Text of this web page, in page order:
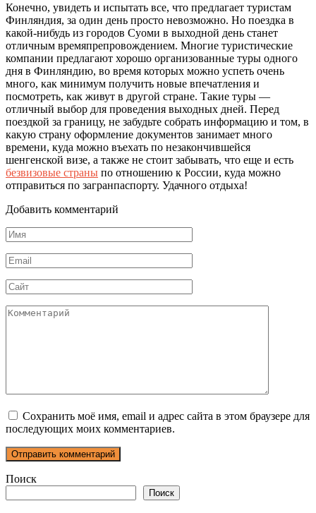
Конечно, увидеть и испытать все, что предлагает туристам
Финляндия, за один день просто невозможно. Но поездка в
какой-нибудь из городов Суоми в выходной день станет
отличным времяпрепровождением. Многие туристические
компании предлагают хорошо организованные туры одного
дня в Финляндию, во время которых можно успеть очень
много, как минимум получить новые впечатления и
посмотреть, как живут в другой стране. Такие туры —
отличный выбор для проведения выходных дней. Перед
поездкой за границу, не забудьте собрать информацию и том, в
какую страну оформление документов занимает много
времени, куда можно въехать по незакончившейся
шенгенской визе, а также не стоит забывать, что еще и есть
безвизовые страны по отношению к России, куда можно
отправиться по загранпаспорту. Удачного отдыха!
Добавить комментарий
Имя
*
Email
*
Сайт
Комментарий
Сохранить моё имя, email и адрес сайта в этом браузере для
последующих моих комментариев.
Поиск
Поиск